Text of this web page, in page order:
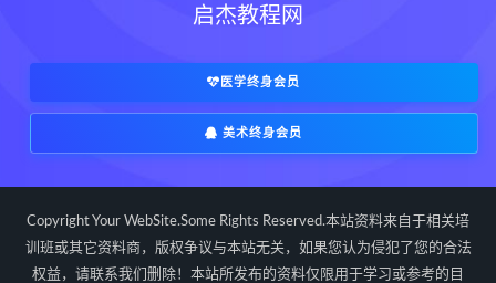
启杰教程网
医学终身会员
美术终身会员
Copyright Your WebSite.Some Rights Reserved.本站资料来自于相关培
训班或其它资料商，版权争议与本站无关，如果您认为侵犯了您的合法
权益，请联系我们删除！本站所发布的资料仅限用于学习或参考的目